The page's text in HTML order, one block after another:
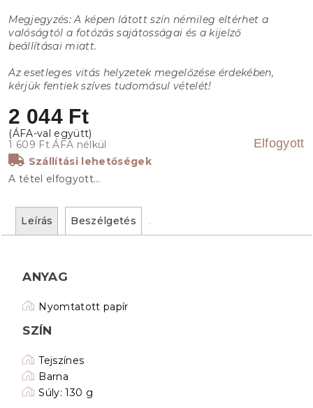
2 044 Ft
1 609 Ft ÁFA nélkül Elfogyott
Szállítási lehetőségek
A tétel elfogyott…
Megjegyzés: A képen látott szín némileg eltérhet a
valóságtól a fotózás sajátosságai és a kijelző
beállításai miatt.
Az esetleges vitás helyzetek megelőzése érdekében,
kérjük fentiek szíves tudomásul vételét!
Leírás Beszélgetés
ANYAG
Nyomtatott papír
SZÍN
Tejszínes
Barna
Súly: 130 g